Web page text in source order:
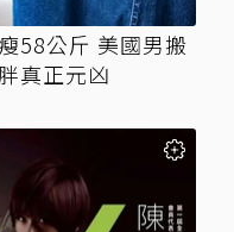
58公斤 美國男搬
真正元凶